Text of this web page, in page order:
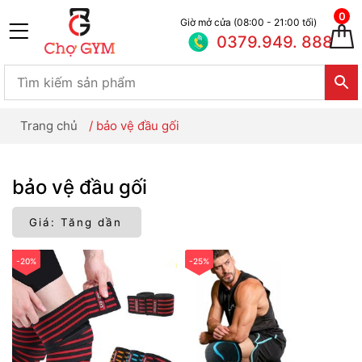
Giờ mở cửa (08:00 - 21:00 tối)
0379.949. 888
0
Trang chủ / bảo vệ đầu gối
bảo vệ đầu gối
-20% -25%